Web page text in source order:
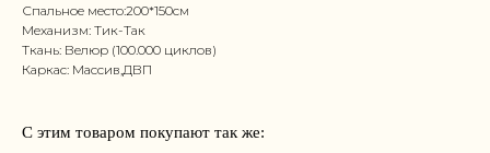
Спальное место:200*150см
Механизм: Тик-Так
Ткань: Велюр (100.000 циклов)
Каркас: Массив,ДВП
С этим товаром покупают так же: